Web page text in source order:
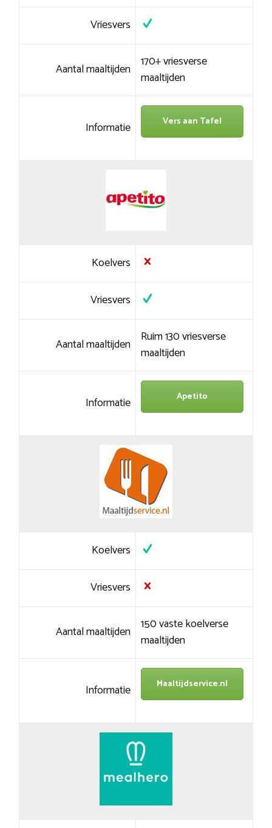
Vriesvers
Aantal maaltijden 170+ vriesverse
maaltijden
Informatie Vers aan Tafel
Koelvers
Vriesvers
Aantal maaltijden Ruim 130 vriesverse
maaltijden
Informatie Apetito
Koelvers
Vriesvers
Aantal maaltijden 150 vaste koelverse
maaltijden
Informatie Maaltijdservice.nl